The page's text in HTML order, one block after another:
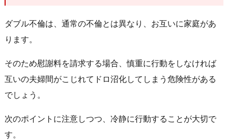
ダブル不倫は、通常の不倫とは異なり、お互いに家庭があ
ります。
そのため慰謝料を請求する場合、慎重に行動をしなければ
互いの夫婦間がこじれてドロ沼化してしまう危険性がある
でしょう。
次のポイントに注意しつつ、冷静に行動することが大切で
す。